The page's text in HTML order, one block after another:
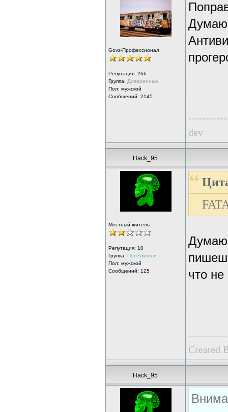
Govz-Профессионал
Репутация: 266
Группа: Доверенные
Пол: мужской
Сообщений: 2145
dev
Hack_95
Местный житель
Репутация: 10
Группа: Посетители
Пол: мужской
Сообщений: 125
Думаю
что
Created
Hack_95